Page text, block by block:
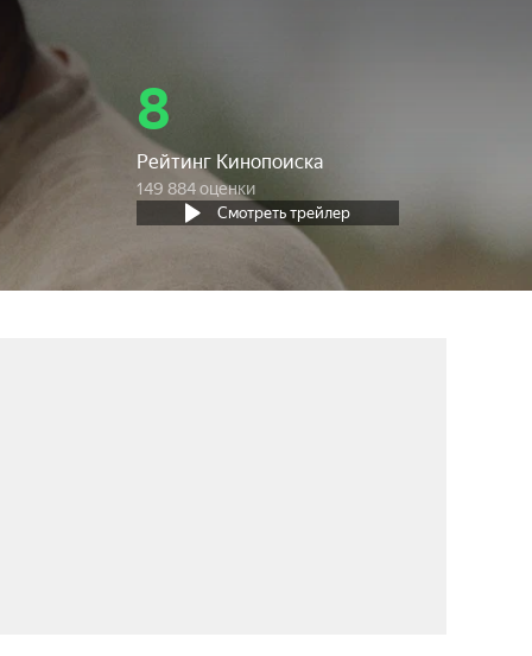
8
Рейтинг Кинопоиска
149 884 оценки
Смотреть трейлер